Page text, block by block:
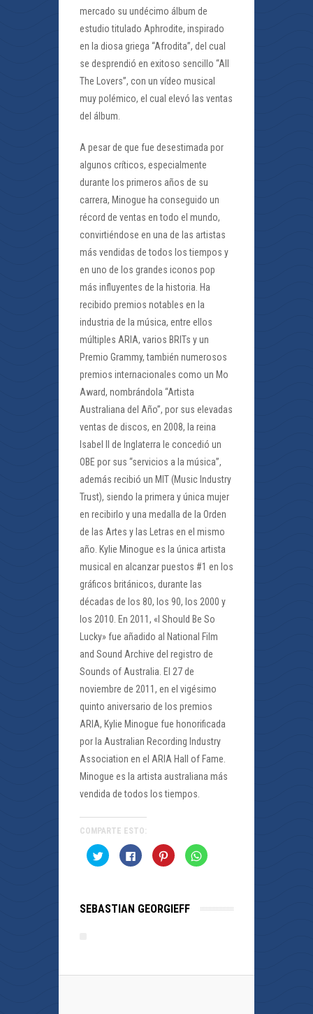
mercado su undécimo álbum de
estudio titulado Aphrodite, inspirado
en la diosa griega “Afrodita”, del cual
se desprendió en exitoso sencillo “All
The Lovers”, con un vídeo musical
muy polémico, el cual elevó las ventas
del álbum.
A pesar de que fue desestimada por
algunos críticos, especialmente
durante los primeros años de su
carrera, Minogue ha conseguido un
récord de ventas en todo el mundo,
convirtiéndose en una de las artistas
más vendidas de todos los tiempos y
en uno de los grandes iconos pop
más influyentes de la historia. Ha
recibido premios notables en la
industria de la música, entre ellos
múltiples ARIA, varios BRITs y un
Premio Grammy, también numerosos
premios internacionales como un Mo
Award, nombrándola “Artista
Australiana del Año”, por sus elevadas
ventas de discos, en 2008, la reina
Isabel II de Inglaterra le concedió un
OBE por sus “servicios a la música”,
además recibió un MIT (Music Industry
Trust), siendo la primera y única mujer
en recibirlo y una medalla de la Orden
de las Artes y las Letras en el mismo
año. Kylie Minogue es la única artista
musical en alcanzar puestos #1 en los
gráficos británicos, durante las
décadas de los 80, los 90, los 2000 y
los 2010. En 2011, «I Should Be So
Lucky» fue añadido al National Film
and Sound Archive del registro de
Sounds of Australia. El 27 de
noviembre de 2011, en el vigésimo
quinto aniversario de los premios
ARIA, Kylie Minogue fue honorificada
por la Australian Recording Industry
Association en el ARIA Hall of Fame.
Minogue es la artista australiana más
vendida de todos los tiempos.
COMPARTE ESTO:
Haz
clic
(Se
abre
Haz
clic
(Se
abre
Haz
clic
(Se
abre
Haz
clic
abre
SEBASTIAN GEORGIEFF